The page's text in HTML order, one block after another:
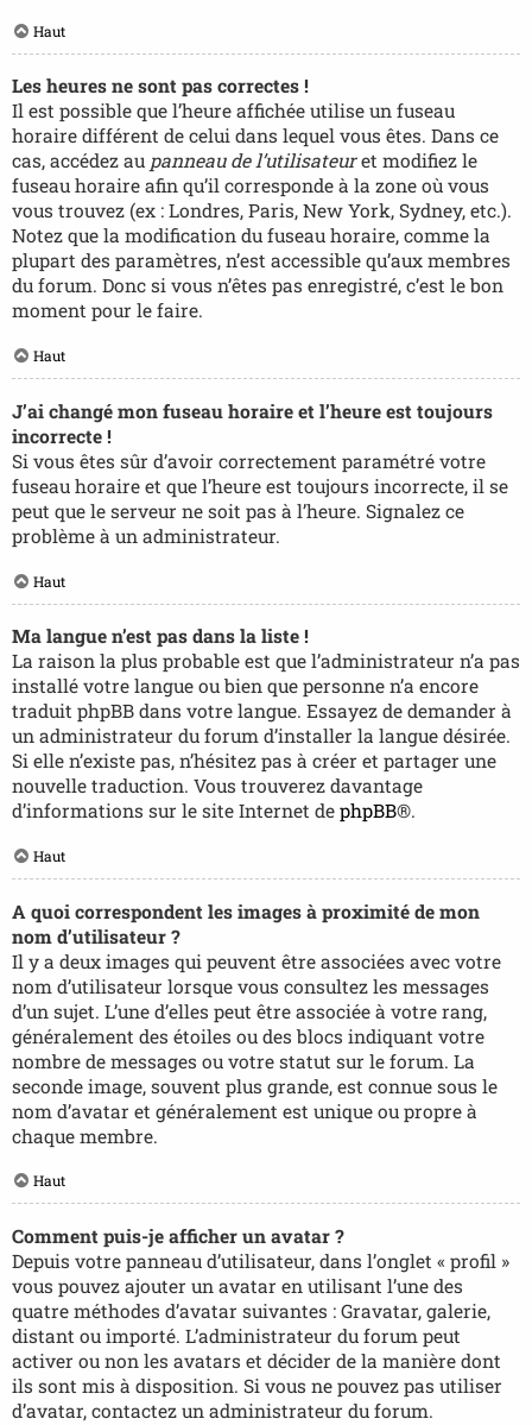
Haut
Les heures ne sont pas correctes !
Il est possible que l’heure affichée utilise un fuseau
horaire différent de celui dans lequel vous êtes. Dans ce
cas, accédez au panneau de l’utilisateuret modifiez le
fuseau horaire afin qu’il corresponde à la zone où vous
vous trouvez (ex : Londres, Paris, New York, Sydney, etc.).
Notez que la modification du fuseau horaire, comme la
plupart des paramètres, n’est accessible qu’aux membres
du forum. Donc si vous n’êtes pas enregistré, c’est le bon
moment pour le faire.
Haut
J’ai changé mon fuseau horaire et l’heure est toujours
incorrecte !
Si vous êtes sûr d’avoir correctement paramétré votre
fuseau horaire et que l’heure est toujours incorrecte, il se
peut que le serveur ne soit pas à l’heure. Signalez ce
problème à un administrateur.
Haut
Ma langue n’est pas dans la liste !
La raison la plus probable est que l’administrateur n’a pas
installé votre langue ou bien que personne n’a encore
traduit phpBB dans votre langue. Essayez de demander à
un administrateur du forum d’installer la langue désirée.
Si elle n’existe pas, n’hésitez pas à créer et partager une
nouvelle traduction. Vous trouverez davantage
d’informations sur le site Internet de phpBB®.
Haut
A quoi correspondent les images à proximité de mon
nom d’utilisateur ?
Il y a deux images qui peuvent être associées avec votre
nom d’utilisateur lorsque vous consultez les messages
d’un sujet. L’une d’elles peut être associée à votre rang,
généralement des étoiles ou des blocs indiquant votre
nombre de messages ou votre statut sur le forum. La
seconde image, souvent plus grande, est connue sous le
nom d’avatar et généralement est unique ou propre à
chaque membre.
Haut
Comment puis-je afficher un avatar ?
Depuis votre panneau d’utilisateur, dans l’onglet « profil »
vous pouvez ajouter un avatar en utilisant l’une des
quatre méthodes d’avatar suivantes : Gravatar, galerie,
distant ou importé. L’administrateur du forum peut
activer ou non les avatars et décider de la manière dont
ils sont mis à disposition. Si vous ne pouvez pas utiliser
d’avatar, contactez un administrateur du forum.